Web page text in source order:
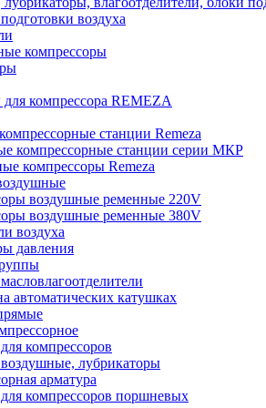
воздуха
компрессоры
компрессора REMEZA
станции Remeza
компрессорные станции серии МКР
компрессоры Remeza
воздушные ременные 220V
воздушные ременные 380V
воздуха
давления
автоматических катушках
компрессоров
лубрикаторы
арматура
компрессоров поршневых